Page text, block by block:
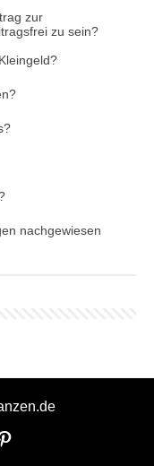
zur
zu sein?
nachgewiesen